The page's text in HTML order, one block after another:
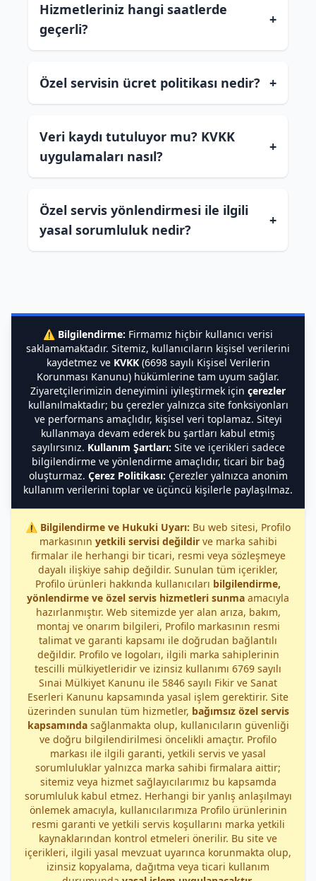
Hizmetleriniz hangi saatlerde
geçerli?
+
Özel servisin ücret politikası nedir? +
Veri kaydı tutuluyor mu? KVKK
uygulamaları nasıl?
+
Özel servis yönlendirmesi ile ilgili
yasal sorumluluk nedir?
+
⚠️ Bilgilendirme: Firmamız hiçbir kullanıcı verisi
saklamamaktadır. Sitemiz, kullanıcıların kişisel verilerini
kaydetmez ve KVKK(6698 sayılı Kişisel Verilerin
Korunması Kanunu) hükümlerine tam uyum sağlar.
Ziyaretçilerimizin deneyimini iyileştirmek için çerezler
kullanılmaktadır; bu çerezler yalnızca site fonksiyonları
ve performans amaçlıdır, kişisel veri toplamaz. Siteyi
kullanmaya devam ederek bu şartları kabul etmiş
sayılırsınız. Kullanım Şartları: Site ve içerikleri sadece
bilgilendirme ve yönlendirme amaçlıdır, ticari bir bağ
oluşturmaz. Çerez Politikası: Çerezler yalnızca anonim
kullanım verilerini toplar ve üçüncü kişilerle paylaşılmaz.
⚠️ Bilgilendirme ve Hukuki Uyarı: Bu web sitesi, Profilo
markasının yetkili servisi değildirve marka sahibi
firmalar ile herhangi bir ticari, resmi veya sözleşmeye
dayalı ilişkiye sahip değildir. Sunulan tüm içerikler,
Profilo ürünleri hakkında kullanıcıları bilgilendirme,
yönlendirme ve özel servis hizmetleri sunma amacıyla
hazırlanmıştır. Web sitemizde yer alan arıza, bakım,
montaj ve onarım bilgileri, Profilo markasının resmi
talimat ve garanti kapsamı ile doğrudan bağlantılı
değildir. Profilo ve logoları, ilgili marka sahiplerinin
tescilli mülkiyetleridir ve izinsiz kullanımı 6769 sayılı
Sınai Mülkiyet Kanunu ile 5846 sayılı Fikir ve Sanat
Eserleri Kanunu kapsamında yasal işlem gerektirir. Site
üzerinden sunulan tüm hizmetler, bağımsız özel servis
kapsamındasağlanmakta olup, kullanıcıların güvenliği
ve doğru bilgilendirilmesi öncelikli amaçtır. Profilo
markası ile ilgili garanti, yetkili servis ve yasal
sorumluluklar yalnızca marka sahibi firmalara aittir;
sitemiz veya hizmet sağlayıcılarımız bu kapsamda
sorumluluk kabul etmez. Herhangi bir yanlış anlaşılmayı
önlemek amacıyla, kullanıcılarımıza Profilo ürünlerinin
resmi garanti ve yetkili servis koşullarını marka yetkili
kaynaklarından kontrol etmeleri önerilir. Bu site ve
içerikleri, ilgili yasal mevzuat uyarınca korunmakta olup,
izinsiz kopyalama, dağıtma veya ticari kullanım